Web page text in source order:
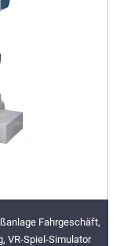
Fahrgeschäft,
VR-Spiel-Simulator